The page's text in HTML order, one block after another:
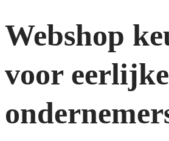
Webshop
voor eerlijke